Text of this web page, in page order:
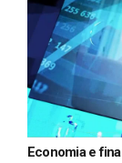
Economia e